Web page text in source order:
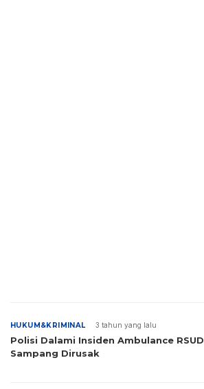
HUKUM&KRIMINAL 3 tahun yang lalu
Polisi Dalami Insiden Ambulance RSUD
Sampang Dirusak